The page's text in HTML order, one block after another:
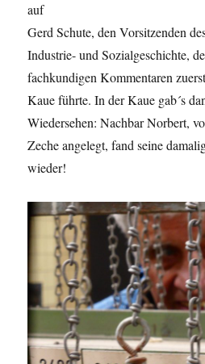
auf
Gerd Schute, den Vorsitzenden
Industrie- und Sozialgeschichte,
fachkundigen Kommentaren
Kaue führte. In der Kaue gab´s
Wiedersehen: Nachbar Norbert,
Zeche angelegt, fand seine
wieder!